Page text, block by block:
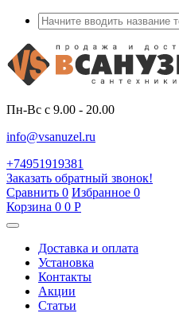
Пн-Вс с 9.00 - 20.00
info@vsanuzel.ru
+74951919381
Заказать обратный звонок!
Сравнить 0 Избранное 0
Корзина 0 0 Р
Доставка и оплата
Установка
Контакты
Акции
Статьи